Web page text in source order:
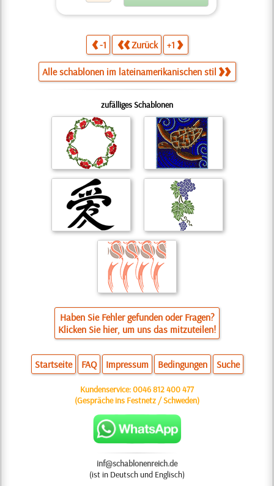
-1 Zurück +1
Alle schablonen im lateinamerikanischen stil
zufälliges Schablonen
Haben Sie Fehler gefunden oder Fragen?
Klicken Sie hier, um uns das mitzuteilen!
Startseite FAQ Impressum Bedingungen Suche
Kundenservice:0046 812 400 477
(Gespräche ins Festnetz / Schweden)
inf@schablonenreich.de
(ist in Deutsch und Englisch)